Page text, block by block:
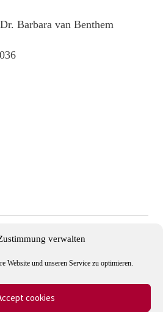
verwalten
Website und unseren Service zu optimieren.
cookies
Barbara van Benthem